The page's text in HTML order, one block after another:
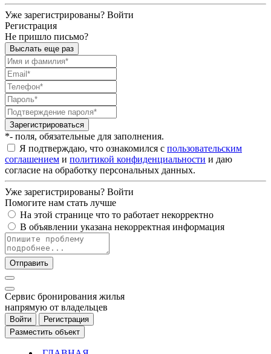
Уже зарегистрированы? Войти
Регистрация
Не пришло письмо?
Выслать еще раз
Зарегистрироваться
*- поля, обязательные для заполнения.
Я подтверждаю, что ознакомился с пользовательским
соглашением и политикой конфиденциальности и даю
согласие на обработку персональных данных.
Уже зарегистрированы? Войти
Помогите нам стать лучше
На этой странице что то работает некорректно
В объявлении указана некорректная информация
Отправить
Cервис бронирования жилья
напрямую от владельцев
Войти
Регистрация
Разместить объект